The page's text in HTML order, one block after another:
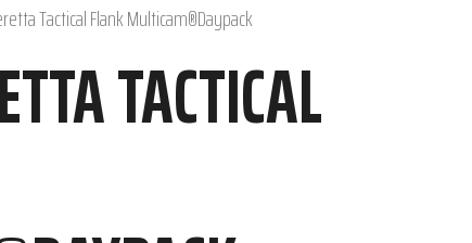
Tactical Flank Multicam®Daypack
TACTICAL